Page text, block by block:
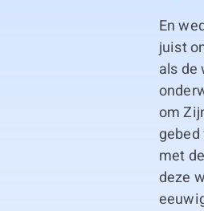
En
juist
als de
om
met
deze